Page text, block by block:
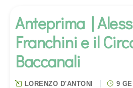
Anteprima |
Franchini e il
Baccanali
LORENZO D'ANTONI 9